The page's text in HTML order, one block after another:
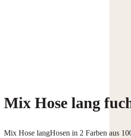
Mix Hose lang
Mix Hose langHosen in 2 Farben aus